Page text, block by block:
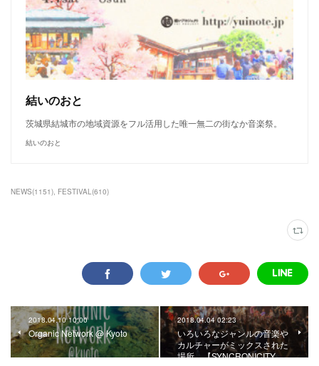
結いのおと
茨城県結城市の地域資源をフル活用した唯一無二の街なか音楽祭。
結いのおと
NEWS(1151) FESTIVAL(610)
2018.04.10 10:00
Organic Network @ Kyoto
2018.04.04 02:23
いろいろなジャンルの音楽や
カルチャーがミックスされた
場所。【SYNCRONICITY…